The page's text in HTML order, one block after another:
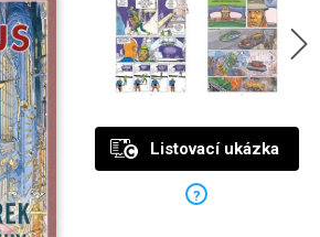
Listovací ukázka
?